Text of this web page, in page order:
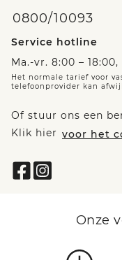
0800/10093
Service hotline
Ma.-vr. 8:00 – 18:00,
Het normale tarief voor
telefoonprovider kan
Of stuur ons een
Klik hier voor het
Onze